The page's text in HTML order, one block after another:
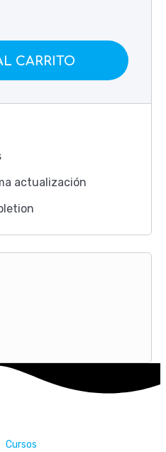
CARRITO
actualización
Cursos